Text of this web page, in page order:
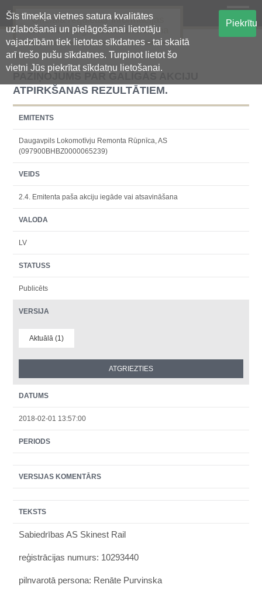
Šīs tīmekļa vietnes satura kvalitātes
uzlabošanai un pielāgošanai lietotāju
vajadzībām tiek lietotas sīkdatnes - tai skaitā
arī trešo pušu sīkdatnes. Turpinot lietot šo
vietni Jūs piekrītat sīkdatņu lietošanai.
Piekrītu
Oficiālā regulētās informācijas
centralizētā glabāšanas sistēma
PAZIŅOJUMS PAR GALĪGĀS AKCIJU
ATPIRKŠANAS REZULTĀTIEM.
EMITENTS
Daugavpils Lokomotīvju Remonta Rūpnīca, AS
(097900BHBZ0000065239)
VEIDS
2.4. Emitenta paša akciju iegāde vai atsavināšana
VALODA
LV
STATUSS
Publicēts
VERSIJA
Aktuālā (1)
DATUMS
2018-02-01 13:57:00
PERIODS
VERSIJAS KOMENTĀRS
TEKSTS
SabiedrībasAS Skinest Rail
reģistrācijas numurs: 10293440
pilnvarotā persona: Renāte Purvinska